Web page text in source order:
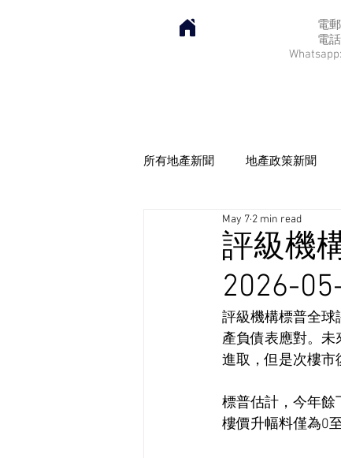
電郵
電
所有地產新聞 地產政策新聞
評級機
2026-
May 7 2 min read
評級機構標普全球
產負債表應對。未
進取，但是次樓市
標普估計，今年餘
樓價升幅料僅為0至